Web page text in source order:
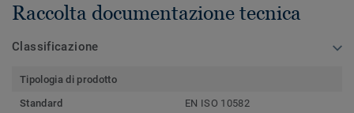
Raccolta documentazione tecnica
Classificazione
Tipologia di prodotto
Standard
EN ISO 10582